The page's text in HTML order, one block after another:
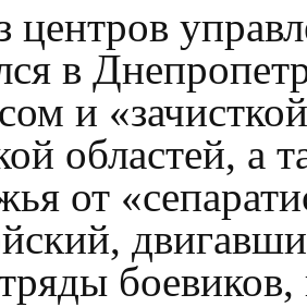
центров
в
и
областей, а
от